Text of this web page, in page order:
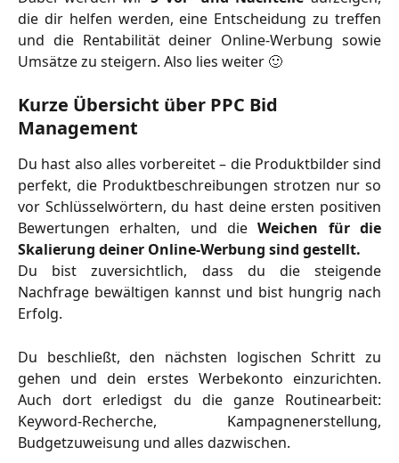
die dir helfen werden, eine Entscheidung zu treffen
und die Rentabilität deiner Online-Werbung sowie
Umsätze zu steigern. Also lies weiter 🙂
Kurze Übersicht über PPC Bid
Management
Du hast also alles vorbereitet – die Produktbilder sind
perfekt, die Produktbeschreibungen strotzen nur so
vor Schlüsselwörtern, du hast deine ersten positiven
Bewertungen erhalten, und dieWeichen für die
Skalierung deiner Online-Werbung sind gestellt.
Du bist zuversichtlich, dass du die steigende
Nachfrage bewältigen kannst und bist hungrig nach
Erfolg.
Du beschließt, den nächsten logischen Schritt zu
gehen und dein erstes Werbekonto einzurichten.
Auch dort erledigst du die ganze Routinearbeit:
Keyword-Recherche, Kampagnenerstellung,
Budgetzuweisung und alles dazwischen.